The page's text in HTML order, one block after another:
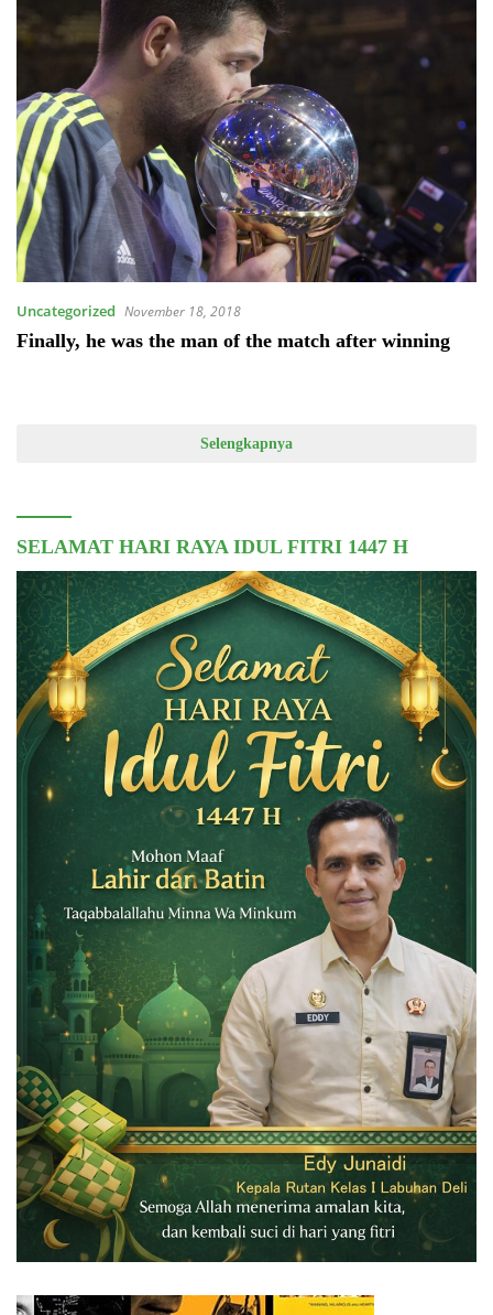
Uncategorized November 18, 2018
Finally, he was the man of the match after winning
Selengkapnya
SELAMAT HARI RAYA IDUL FITRI 1447 H